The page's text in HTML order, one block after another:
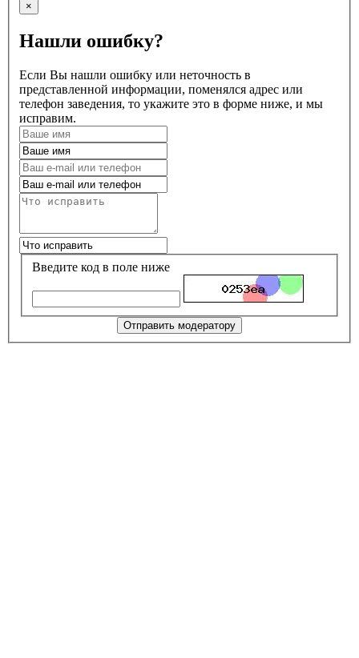
×
Нашли ошибку?
Если Вы нашли ошибку или неточность в
представленной информации, поменялся адрес или
телефон заведения, то укажите это в форме ниже, и мы
исправим.
Введите код в поле ниже
Отправить модератору